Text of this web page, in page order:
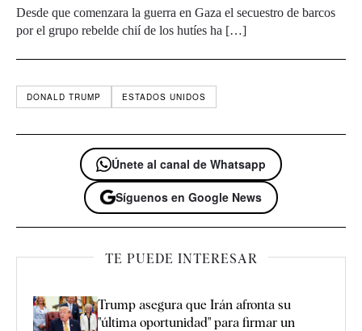
Desde que comenzara la guerra en Gaza el secuestro de barcos
por el grupo rebelde chií de los hutíes ha […]
DONALD TRUMP ESTADOS UNIDOS
Únete al canal de Whatsapp
Síguenos en Google News
TE PUEDE INTERESAR
Trump asegura que Irán afronta su
"última oportunidad" para firmar un